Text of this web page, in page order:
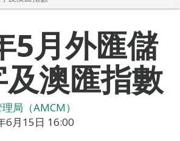
5月外匯儲
澳匯指數
局（AMCM）
6月15日 16:00